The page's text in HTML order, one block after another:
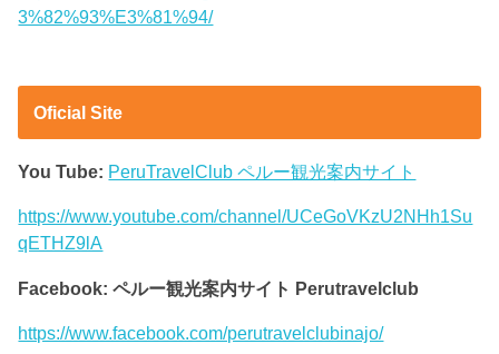
3%82%93%E3%81%94/
Oficial Site
You Tube: PeruTravelClub ペルー観光案内サイト
https://www.youtube.com/channel/UCeGoVKzU2NHh1Su
qETHZ9lA
Facebook: ペルー観光案内サイト Perutravelclub
https://www.facebook.com/perutravelclubinajo/